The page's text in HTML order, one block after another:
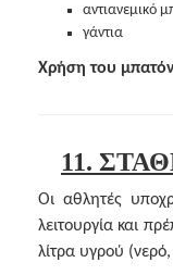
αντιανεμικό
γάντια
Χρήση του
11.
Οι αθλητές
λειτουργία και
λίτρα υγρού (νερό,